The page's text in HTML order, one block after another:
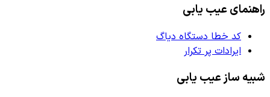
راهنمای عیب یابی
کد خطا دستگاه دیاگ
ایرادات پر تکرار
شبیه ساز عیب یابی